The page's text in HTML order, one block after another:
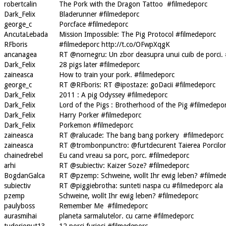
robertcalin
The Pork with the Dragon Tattoo #filmedeporc
Dark_Felix
Bladerunner #filmedeporc
george_c
Porcface #filmedeporc
AncutaLebada
Mission Impossible: The Pig Protocol #filmedeporc
RFboris
#filmedeporc http://t.co/OFwpXqgK
ancanagea
RT @nornegru: Un zbor deasupra unui cuib de porci.
Dark_Felix
28 pigs later #filmedeporc
zaineasca
How to train your pork. #filmedeporc
george_c
RT @RFboris: RT @ipostaze: goDacii #filmedeporc
Dark_Felix
2011 : A pig Odyssey #filmedeporc
Dark_Felix
Lord of the Pigs : Brotherhood of the Pig
Dark_Felix
Harry Porker #filmedeporc
Dark_Felix
Porkemon #filmedeporc
zaineasca
RT @ralucade: The bang bang porkery #filmedeporc
zaineasca
RT @trombonpunctro: @furtdecurent Taierea
chainedrebel
Eu cand vreau sa porc, porc. #filmedeporc
arhi
RT @subiectiv: Kaizer Soze? #filmedeporc
BogdanGalca
RT @pzemp: Schweine, wollt Ihr ewig leben?
subiectiv
RT @piggiebrotha: sunteti naspa cu #filmedeporc ala
pzemp
Schweine, wollt Ihr ewig leben? #filmedeporc
paulyboss
Remember Me #filmedeporc
aurasmihai
planeta sarmalutelor. cu carne #filmedeporc